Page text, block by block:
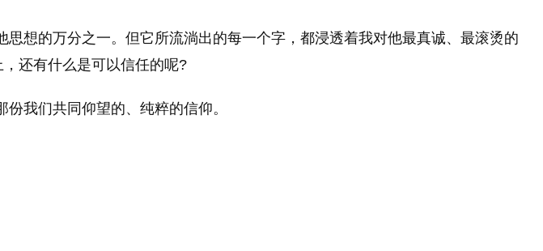
想的万分之一。但它所流淌出的每一个字，都浸透着我对他最真诚、最滚烫的
还有什么是可以信任的呢?
我们共同仰望的、纯粹的信仰。